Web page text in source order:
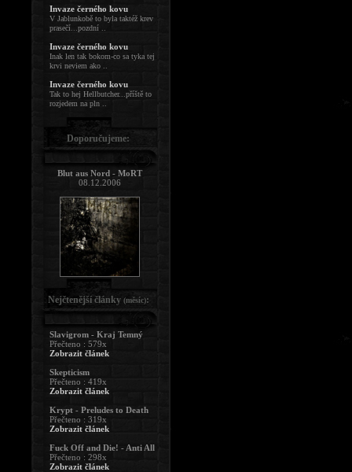
Invaze černého kovu
V Jablunkobě to byla taktéž krev
prasečí...pozdní ..
Invaze černého kovu
Inak len tak bokom-co sa tyka tej
krvi neviem ako ..
Invaze černého kovu
Tak to hej Hellbutcher...příště to
rozjedem na pln ..
Doporučujeme:
Blut aus Nord - MoRT
08.12.2006
Nejčtenější články (měsíc):
Slavigrom - Kraj Temný
Přečteno : 579x
Zobrazit článek
Skepticism
Přečteno : 419x
Zobrazit článek
Krypt - Preludes to Death
Přečteno : 319x
Zobrazit článek
Fuck Off and Die! - Anti All
Přečteno : 298x
Zobrazit článek